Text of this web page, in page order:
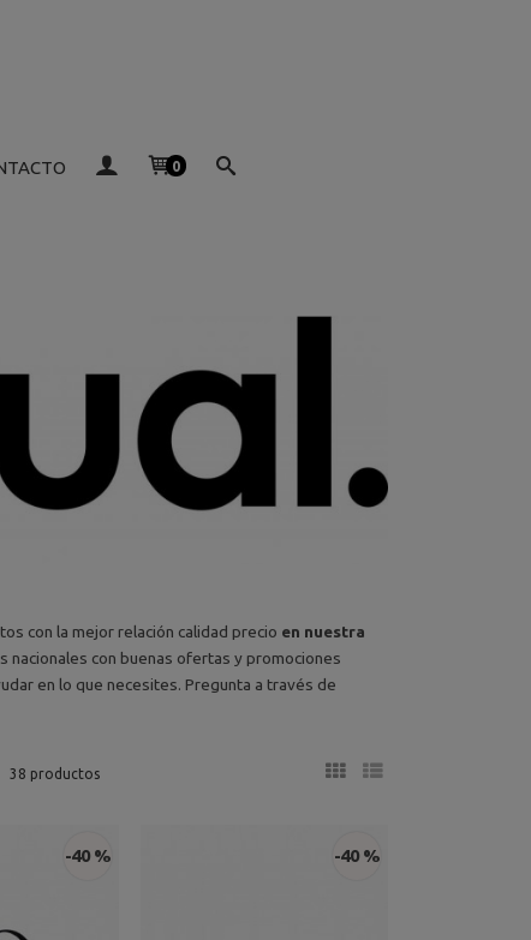
0
con la mejor relación calidad precio en nuestra
nacionales con buenas ofertas y promociones
en lo que necesites. Pregunta a través de
38 productos
-40 % -40 %